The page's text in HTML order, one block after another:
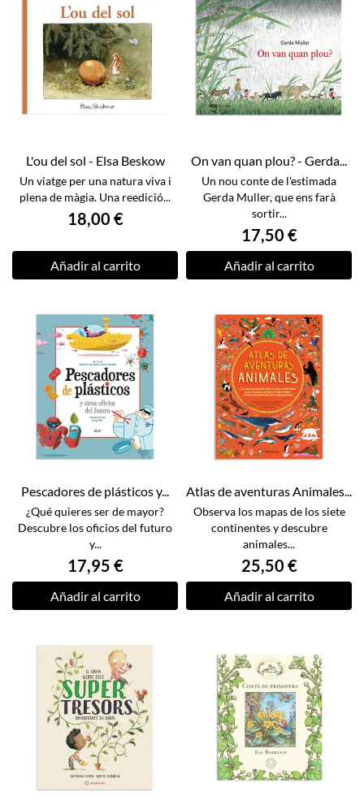
L'ou del sol - Elsa Beskow
Un viatge per una natura viva i
plena de màgia. Una reedició...
18,00 €
Añadir al carrito
On van quan plou? - Gerda...
Un nou conte de l'estimada
Gerda Muller, que ens farà
sortir...
17,50 €
Añadir al carrito
Pescadores de plásticos y...
¿Qué quieres ser de mayor?
Descubre los oficios del futuro
y...
17,95 €
Añadir al carrito
Atlas de aventuras Animales...
Observa los mapas de los siete
continentes y descubre
animales...
25,50 €
Añadir al carrito